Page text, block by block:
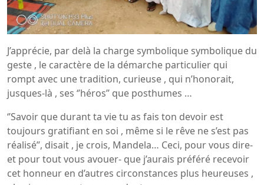
J’apprécie, par delà la charge symbolique symbolique du
geste , le caractère de la démarche particulier qui
rompt avec une tradition, curieuse , qui n’honorait,
jusques-là , ses ‘’héros’’ que posthumes …
‘’Savoir que durant ta vie tu as fais ton devoir est
toujours gratifiant en soi , même si le rêve ne s’est pas
réalisé’’, disait , je crois, Mandela… Ceci, pour vous dire-
et pour tout vous avouer- que j’aurais préféré recevoir
cet honneur en d’autres circonstances plus heureuses ,